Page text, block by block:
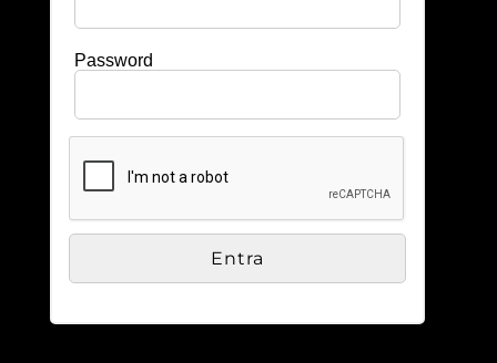
Password